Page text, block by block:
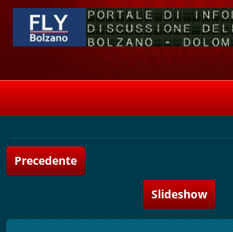
Precedente
Slideshow